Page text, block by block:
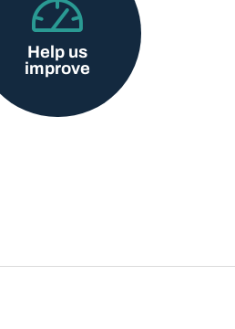
Help us
improve